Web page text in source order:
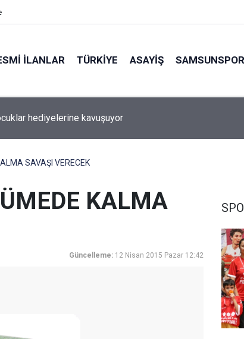
İLANLAR TÜRKİYE ASAYİŞ SAMSUNSPOR
hediyelerine kavuşuyor
SAVAŞI VERECEK
KALMA
Güncelleme: 12 Nisan 2015 Pazar 12:42